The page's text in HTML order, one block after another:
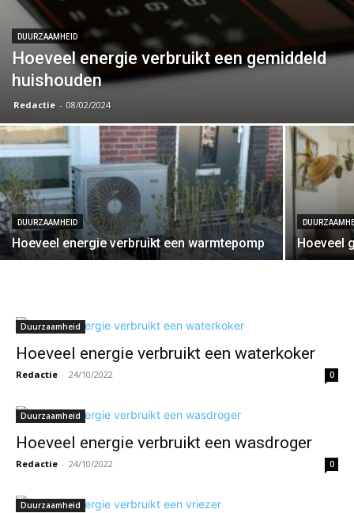
DUURZAAMHEID
Hoeveel energie verbruikt een gemiddeld
huishouden
Redactie - 08/02/2024
DUURZAAMHEID
Hoeveel energie verbruikt een warmtepomp Hoeveel
Duurzaamheid
Hoeveel energie verbruikt een waterkoker
Redactie - 24/10/2022 0
Duurzaamheid
Hoeveel energie verbruikt een wasdroger
Redactie - 24/10/2022 0
Duurzaamheid